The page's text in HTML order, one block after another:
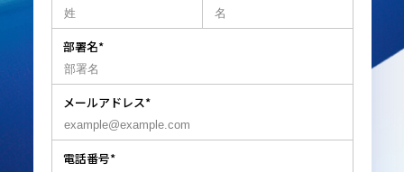
部署名*
メールアドレス*
電話番号*